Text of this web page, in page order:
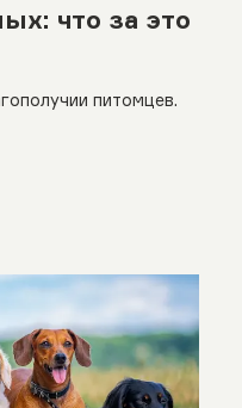
что за это
питомцев.